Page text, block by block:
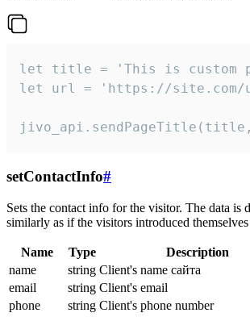
let title = 'This is custom
let url = 'https://site.com/
setContactInfo#
Sets the contact info for the visitor. The data is
similarly as if the visitors introduced
Name Type
Description
name
string Client's name сайта
email
string Client's email
phone
string Client's phone number